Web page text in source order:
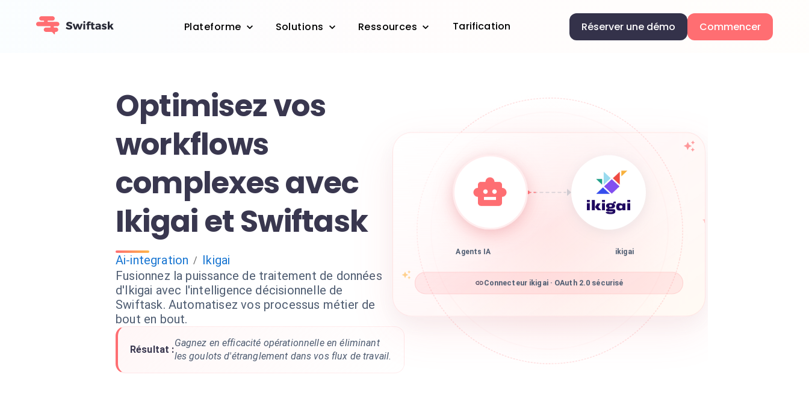
Plateforme Solutions Ressources Tarification Réserver une démo Commencer
Optimisez vos
workflows
complexes avec
Ikigai et Swiftask
Ai-integration / Ikigai
Fusionnez la puissance de traitement de données
d'Ikigai avec l'intelligence décisionnelle de
Swiftask. Automatisez vos processus métier de
bout en bout.
Résultat :
Gagnez en efficacité opérationnelle en éliminant
les goulots d'étranglement dans vos flux de travail.
Agents IA ikigai
Connecteur ikigai · OAuth 2.0 sécurisé